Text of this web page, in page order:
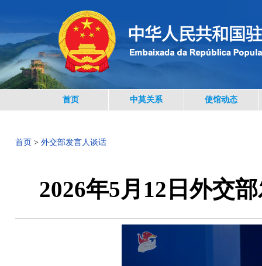
首页 中莫关系 使馆动态
首页 > 外交部发言人谈话
2026年5月12日外交